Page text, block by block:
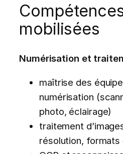
mobilisées
Numérisation et
maîtrise des
numérisation
photo, éclairage)
traitement
résolution, formats